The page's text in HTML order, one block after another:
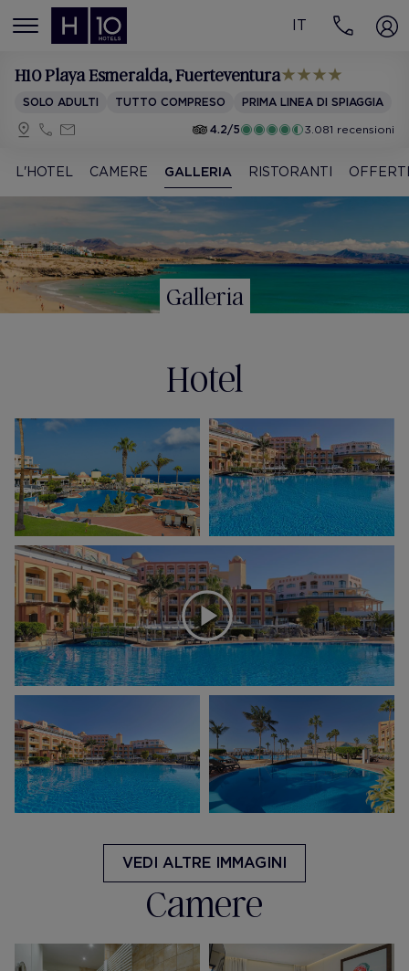
MENÚ
IT
H10 Playa Esmeralda, Fuerteventura
SOLO ADULTI TUTTO COMPRESO
PRIMA LINEA DI SPIAGGIA
4.2/5
3.081 recensioni
L'HOTEL CAMERE GALLERIA RISTORANTI
Galleria
Hotel
VEDI ALTRE IMMAGINI
Camere